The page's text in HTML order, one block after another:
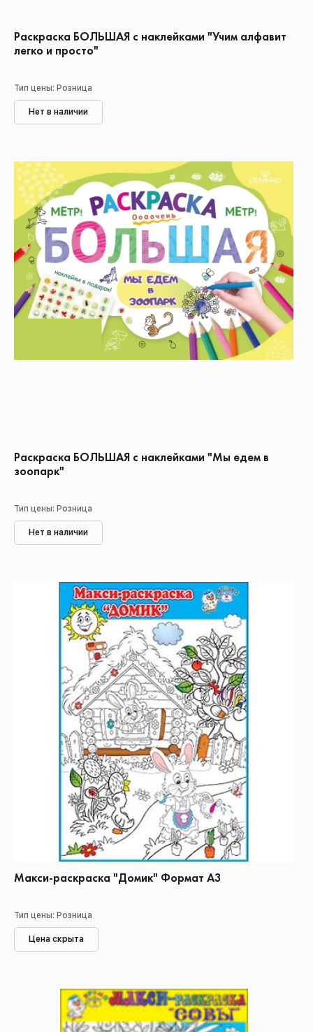
Раскраска БОЛЬШАЯ с наклейками "Учим алфавит
легко и просто"
Тип цены: Розница
Нет в наличии
Раскраска БОЛЬШАЯ с наклейками "Мы едем в
зоопарк"
Тип цены: Розница
Нет в наличии
Макси-раскраска "Домик" Формат А3
Тип цены: Розница
Цена скрыта